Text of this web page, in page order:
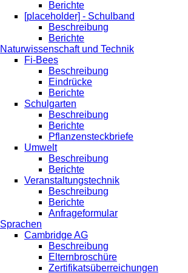
Berichte
[placeholder] - Schulband
Beschreibung
Berichte
Naturwissenschaft und Technik
Fi-Bees
Beschreibung
Eindrücke
Berichte
Schulgarten
Beschreibung
Berichte
Pflanzensteckbriefe
Umwelt
Beschreibung
Berichte
Veranstaltungstechnik
Beschreibung
Berichte
Anfrageformular
Sprachen
Cambridge AG
Beschreibung
Elternbroschüre
Zertifikatsüberreichungen